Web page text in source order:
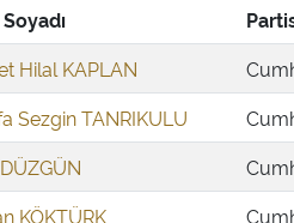
Hilal KAPLAN
Sezgin TANRIKULU
KÖKTÜRK